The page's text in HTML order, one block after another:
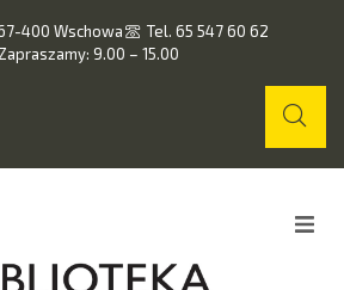
400 Wschowa
Tel. 65 547 60 62
Zapraszamy: 9.00 – 15.00